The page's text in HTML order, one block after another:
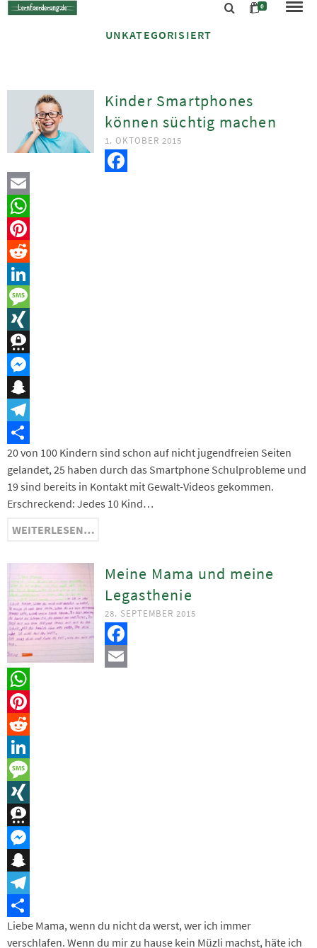
0
UNKATEGORISIERT
Kinder Smartphones
können süchtig machen
1. OKTOBER 2015
Facebook
Email
WhatsApp
Pinterest
Reddit
LinkedIn
Message
XING
Threema
Messenger
Snapchat
Telegram
Teilen
20 von 100 Kindern sind schon auf nicht jugendfreien Seiten
gelandet, 25 haben durch das Smartphone Schulprobleme und
19 sind bereits in Kontakt mit Gewalt-Videos gekommen.
Erschreckend: Jedes 10 Kind…
WEITERLESEN…
Meine Mama und meine
Legasthenie
28. SEPTEMBER 2015
Facebook
Email
WhatsApp
Pinterest
Reddit
LinkedIn
Message
XING
Threema
Messenger
Snapchat
Telegram
Teilen
Liebe Mama, wenn du nicht da werst, wer ich immer
verschlafen. Wenn du mir zu hause kein Müzli machst, häte ich